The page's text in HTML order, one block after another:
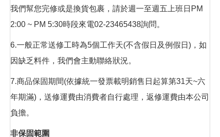
我們幫您完修或是換貨包裹，請於週一至週五上班日PM
2:00 ~ PM 5:30時段來電02-23465438詢問。
6.一般正常送修工時為5個工作天(不含假日及例假日)，如
因缺乏料件，我們會主動聯絡狀況。
7.商品保固期間(依據統一發票載明銷售日起算第31天~六
年期滿)，送修運費由消費者自行處理，返修運費由本公司
負擔。
非保固範圍